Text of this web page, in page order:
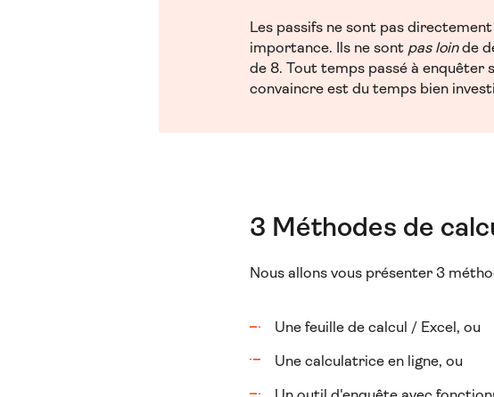
Les passifs ne sont pas
importance. Ils ne sont pas loinde
de 8. Tout temps passé à enquêter
convaincre est du temps bien
3 Méthodes de
Nous allons vous présenter 3
Une feuille de calcul / Excel, ou
Une calculatrice en ligne, ou